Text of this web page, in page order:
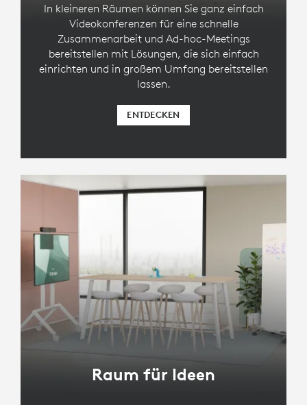
In kleineren Räumen können Sie ganz einfach
Videokonferenzen für eine schnelle
Zusammenarbeit und Ad-hoc-Meetings
bereitstellen mit Lösungen, die sich einfach
einrichten und in großem Umfang bereitstellen
lassen.
ENTDECKEN
Raum für Ideen